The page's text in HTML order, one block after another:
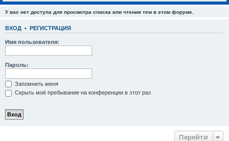
У вас нет доступа для просмотра списка или чтения тем в этом форуме.
ВХОД • РЕГИСТРАЦИЯ
Имя пользователя:
Пароль:
Запомнить меня
Скрыть моё пребывание на конференции в этот раз
Перейти